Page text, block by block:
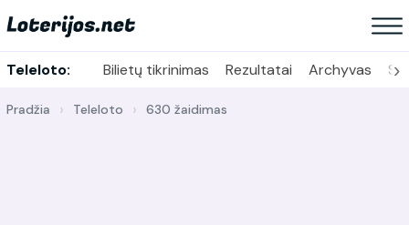
Teleloto: Bilietų tikrinimas Rezultatai Archyvas ›
Pradžia Teleloto 630 žaidimas